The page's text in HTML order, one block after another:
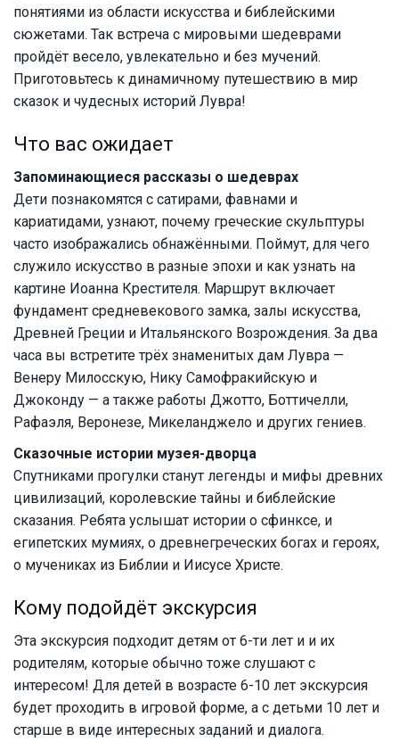
понятиями из области искусства и библейскими
сюжетами. Так встреча с мировыми шедеврами
пройдёт весело, увлекательно и без мучений.
Приготовьтесь к динамичному путешествию в мир
сказок и чудесных историй Лувра!
Что вас ожидает
Запоминающиеся рассказы о шедеврах
Дети познакомятся с сатирами, фавнами и
кариатидами, узнают, почему греческие скульптуры
часто изображались обнажёнными. Поймут, для чего
служило искусство в разные эпохи и как узнать на
картине Иоанна Крестителя. Маршрут включает
фундамент средневекового замка, залы искусства,
Древней Греции и Итальянского Возрождения. За два
часа вы встретите трёх знаменитых дам Лувра —
Венеру Милосскую, Нику Самофракийскую и
Джоконду — а также работы Джотто, Боттичелли,
Рафаэля, Веронезе, Микеланджело и других гениев.
Сказочные истории музея-дворца
Спутниками прогулки станут легенды и мифы древних
цивилизаций, королевские тайны и библейские
сказания. Ребята услышат истории о сфинксе, и
египетских мумиях, о древнегреческих богах и героях,
о мучениках из Библии и Иисусе Христе.
Кому подойдёт экскурсия
Эта экскурсия подходит детям от 6-ти лет и и их
родителям, которые обычно тоже слушают с
интересом! Для детей в возрасте 6-10 лет экскурсия
будет проходить в игровой форме, а с детьми 10 лет и
старше в виде интересных заданий и диалога.